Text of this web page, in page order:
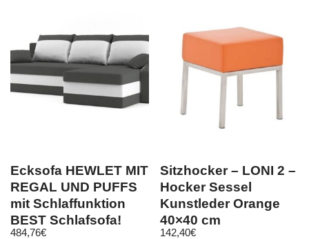
Ecksofa HEWLET MIT
REGAL UND PUFFS
mit Schlaffunktion
BEST Schlafsofa!
484,76€
Sitzhocker – LONI 2 –
Hocker Sessel
Kunstleder Orange
40×40 cm
142,40€